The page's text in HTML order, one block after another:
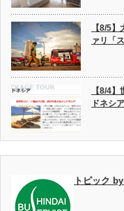
【8/5
ァリ「
【8/4
ドネシ
トピック